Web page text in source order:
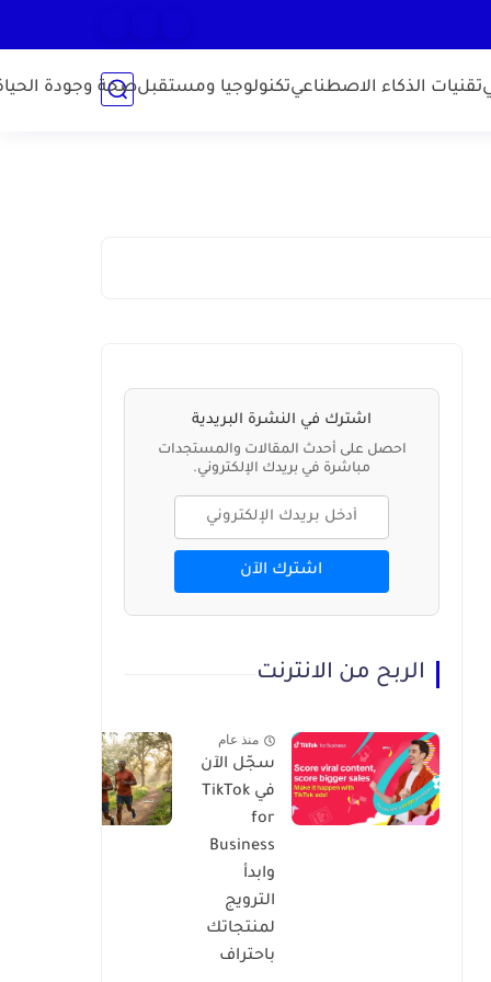
تقنيات الذكاء الاصطناعيتكنولوجيا ومستقبلصحة وجودة
اشترك في النشرة البريدية
احصل على أحدث المقالات والمستجدات
مباشرة في بريدك الإلكتروني.
اشترك الآن
الربح من الانترنت
منذ عام
سجّل الآن
في TikTok
for
Business
وابدأ
الترويج
لمنتجاتك
باحتراف